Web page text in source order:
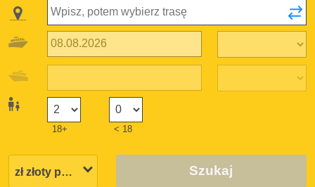
18+ < 18
Szukaj